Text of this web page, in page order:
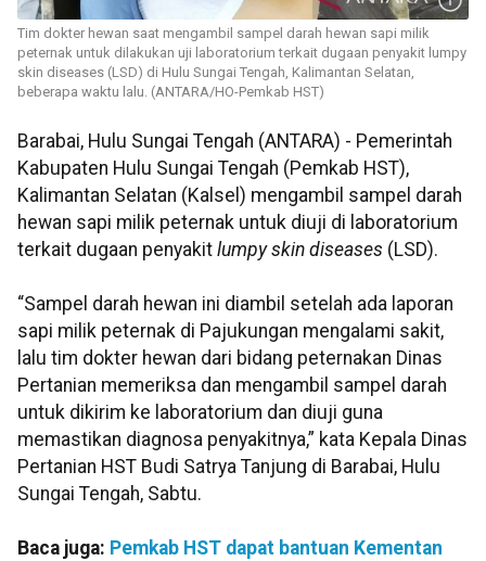
Tim dokter hewan saat mengambil sampel darah hewan sapi milik
peternak untuk dilakukan uji laboratorium terkait dugaan penyakit lumpy
skin diseases (LSD) di Hulu Sungai Tengah, Kalimantan Selatan,
beberapa waktu lalu. (ANTARA/HO-Pemkab HST)
Barabai, Hulu Sungai Tengah (ANTARA) - Pemerintah
Kabupaten Hulu Sungai Tengah (Pemkab HST),
Kalimantan Selatan (Kalsel) mengambil sampel darah
hewan sapi milik peternak untuk diuji di laboratorium
terkait dugaan penyakit lumpy skin diseases (LSD).
“Sampel darah hewan ini diambil setelah ada laporan
sapi milik peternak di Pajukungan mengalami sakit,
lalu tim dokter hewan dari bidang peternakan Dinas
Pertanian memeriksa dan mengambil sampel darah
untuk dikirim ke laboratorium dan diuji guna
memastikan diagnosa penyakitnya,” kata Kepala Dinas
Pertanian HST Budi Satrya Tanjung di Barabai, Hulu
Sungai Tengah, Sabtu.
Baca juga: Pemkab HST dapat bantuan Kementan